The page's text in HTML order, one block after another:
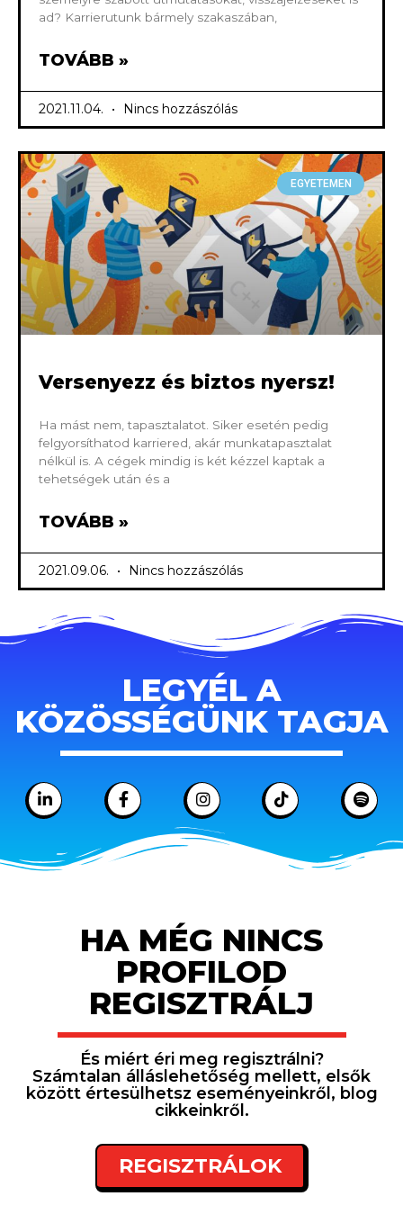
ad? Karrierutunk bármely szakaszában,
TOVÁBB »
2021.11.04. Nincs hozzászólás
EGYETEMEN
Versenyezz és biztos nyersz!
Ha mást nem, tapasztalatot. Siker esetén pedig
felgyorsíthatod karriered, akár munkatapasztalat
nélkül is. A cégek mindig is két kézzel kaptak a
tehetségek után és a
TOVÁBB »
2021.09.06. Nincs hozzászólás
LEGYÉL A
KÖZÖSSÉGÜNK TAGJA
HA MÉG NINCS
PROFILOD
REGISZTRÁLJ
És miért éri meg regisztrálni?
Számtalan álláslehetőség mellett, elsők
között értesülhetsz eseményeinkről, blog
cikkeinkről.
REGISZTRÁLOK